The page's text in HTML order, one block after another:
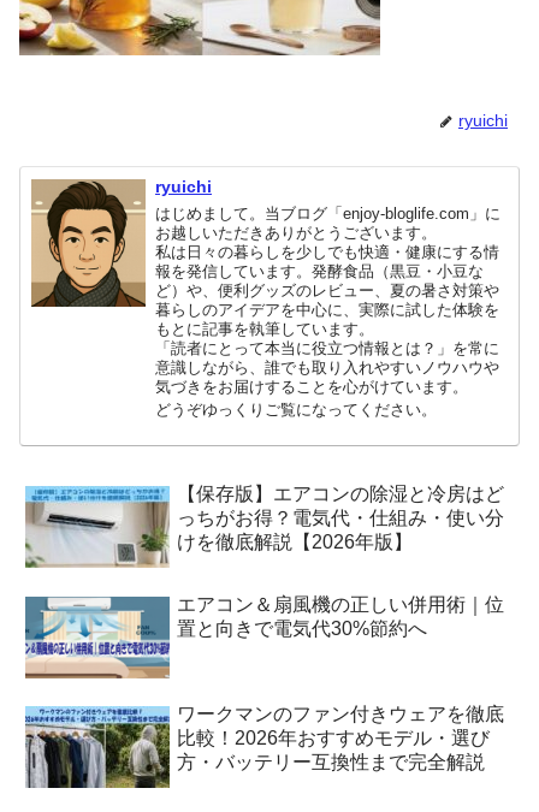
ryuichi
ryuichi
はじめまして。当ブログ「enjoy-bloglife.com」に
お越しいただきありがとうございます。
私は日々の暮らしを少しでも快適・健康にする情
報を発信しています。発酵食品（黒豆・小豆な
ど）や、便利グッズのレビュー、夏の暑さ対策や
暮らしのアイデアを中心に、実際に試した体験を
もとに記事を執筆しています。
「読者にとって本当に役立つ情報とは？」を常に
意識しながら、誰でも取り入れやすいノウハウや
気づきをお届けすることを心がけています。
どうぞゆっくりご覧になってください。
【保存版】エアコンの除湿と冷房はど
っちがお得？電気代・仕組み・使い分
けを徹底解説【2026年版】
エアコン＆扇風機の正しい併用術｜位
置と向きで電気代30%節約へ
ワークマンのファン付きウェアを徹底
比較！2026年おすすめモデル・選び
方・バッテリー互換性まで完全解説